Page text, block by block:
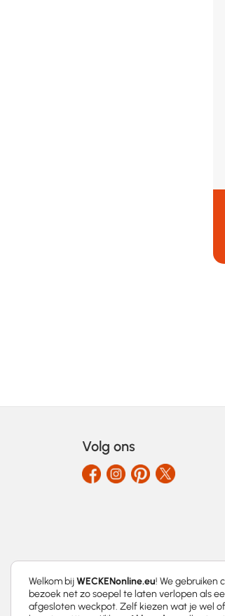
Volg ons
Welkom bijWECKENonline.eu! We gebruiken
bezoek net zo soepel te laten verlopen als
afgesloten weckpot. Zelf kiezen wat je wel